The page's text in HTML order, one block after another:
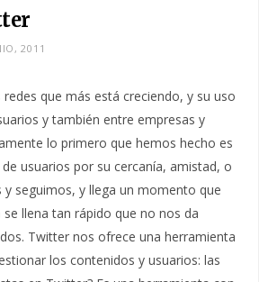
2011
que más está creciendo, y su uso
y también entre empresas y
lo primero que hemos hecho es
usuarios por su cercanía, amistad, o
y seguimos, y llega un momento que
llena tan rápido que no nos da
Twitter nos ofrece una herramienta
los contenidos y usuarios: las